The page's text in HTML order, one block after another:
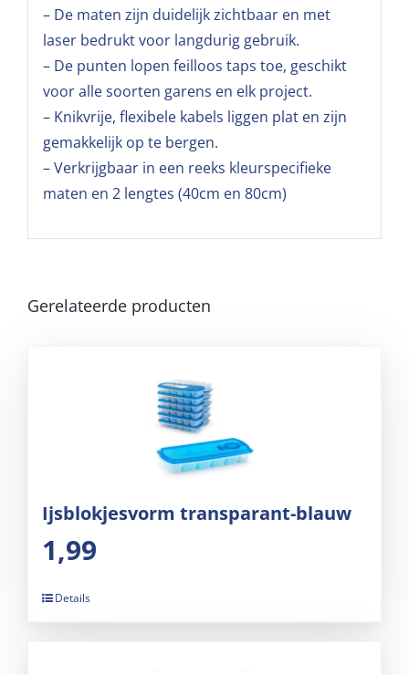
– De maten zijn duidelijk zichtbaar en met
laser bedrukt voor langdurig gebruik.
– De punten lopen feilloos taps toe, geschikt
voor alle soorten garens en elk project.
– Knikvrije, flexibele kabels liggen plat en zijn
gemakkelijk op te bergen.
– Verkrijgbaar in een reeks kleurspecifieke
maten en 2 lengtes (40cm en 80cm)
Gerelateerde producten
Ijsblokjesvorm transparant-blauw
1,99
Details